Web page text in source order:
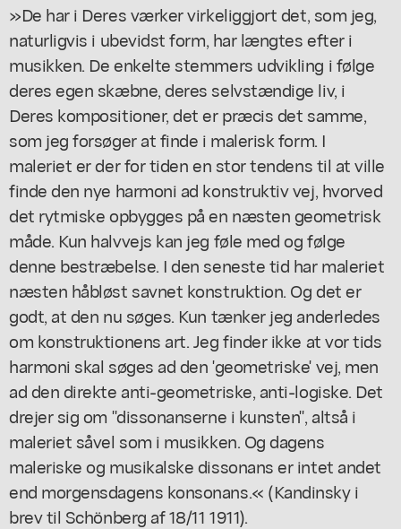
»De har i Deres værker virkeliggjort det, som jeg,
naturligvis i ubevidst form, har længtes efter i
musikken. De enkelte stemmers udvikling i følge
deres egen skæbne, deres selvstændige liv, i
Deres kompositioner, det er præcis det samme,
som jeg forsøger at finde i malerisk form. I
maleriet er der for tiden en stor tendens til at ville
finde den nye harmoni ad konstruktiv vej, hvorved
det rytmiske opbygges på en næsten geometrisk
måde. Kun halvvejs kan jeg føle med og følge
denne bestræbelse. I den seneste tid har maleriet
næsten håbløst savnet konstruktion. Og det er
godt, at den nu søges. Kun tænker jeg anderledes
om konstruktionens art. Jeg finder ikke at vor tids
harmoni skal søges ad den 'geometriske' vej, men
ad den direkte anti-geometriske, anti-logiske. Det
drejer sig om "dissonanserne i kunsten", altså i
maleriet såvel som i musikken. Og dagens
maleriske og musikalske dissonans er intet andet
end morgensdagens konsonans.« (Kandinsky i
brev til Schönberg af 18/11 1911).